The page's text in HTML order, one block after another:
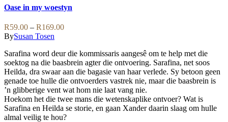
options
may
be
chosen
on
the
product
page
has
multiple
variants.
The
options
may
be
chosen
on
the
product
page
Oase in my woestyn
R59.00 – R169.00Price
through
R169.00
BySusan Tosen
Sarafina word deur die kommissaris aangesê om te help met die
soektog na die baasbrein agter die ontvoering. Sarafina, net soos
Heilda, dra swaar aan die bagasie van haar verlede. Sy betoon geen
genade toe hulle die ontvoerders vastrek nie, maar die baasbrein is
’n glibberige vent wat hom nie laat vang nie.
Hoekom het die twee mans die wetenskaplike ontvoer? Wat is
Sarafina en Heilda se storie, en gaan Xander daarin slaag om hulle
almal veilig te hou?